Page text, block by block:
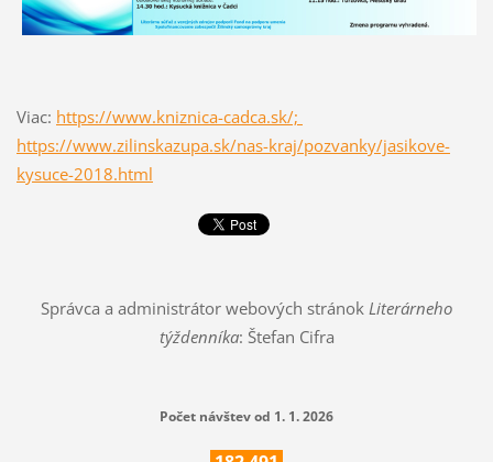
Viac: https://www.kniznica-cadca.sk/;
https://www.zilinskazupa.sk/nas-kraj/pozvanky/jasikove-
kysuce-2018.html
Správca a administrátor webových stránok Literárneho
týždenníka: Štefan Cifra
Počet návštev od 1. 1. 2026